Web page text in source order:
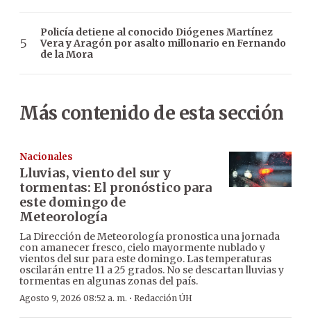
Policía detiene al conocido Diógenes Martínez
Vera y Aragón por asalto millonario en Fernando
de la Mora
Más contenido de esta sección
Nacionales
Lluvias, viento del sur y
tormentas: El pronóstico para
este domingo de
Meteorología
La Dirección de Meteorología pronostica una jornada
con amanecer fresco, cielo mayormente nublado y
vientos del sur para este domingo. Las temperaturas
oscilarán entre 11 a 25 grados. No se descartan lluvias y
tormentas en algunas zonas del país.
Agosto 9, 2026 08:52 a. m. · Redacción ÚH